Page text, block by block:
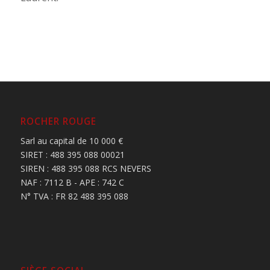
ROCHER ROUGE
Sarl au capital de 10 000 €
SIRET : 488 395 088 00021
SIREN : 488 395 088 RCS NEVERS
NAF : 7112 B - APE : 742 C
N° TVA : FR 82 488 395 088